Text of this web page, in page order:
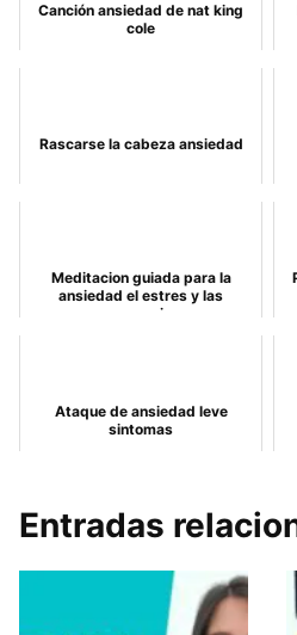
Canción ansiedad de nat king
cole
Rascarse la cabeza ansiedad
Meditacion guiada para la
ansiedad el estres y las
preocupaciones
Ataque de ansiedad leve
sintomas
Entradas